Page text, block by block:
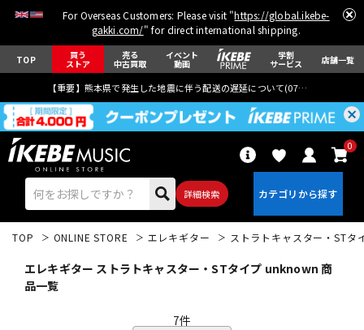
For Overseas Customers: Please visit "https://global.ikebe-
gakki.com/" for direct international shipping.
TOP 買う
ストア
売る
中古買取
イベント
動画
学割
サービス 店舗一覧
【重要】熊本県で発生した地震に伴う配送の遅延について(07月29日
詳細検索
0
TOP ONLINE STORE エレキギター ストラトキャスター・STタ
エレキギター ストラトキャスター・STタイプ unknown 商
品一覧
7件